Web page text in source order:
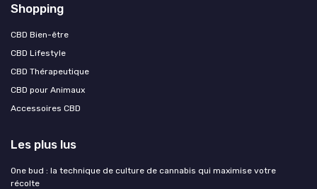
Shopping
CBD Bien-être
CBD Lifestyle
CBD Thérapeutique
CBD pour Animaux
Accessoires CBD
Les plus lus
One bud : la technique de culture de cannabis qui maximise votre
récolte